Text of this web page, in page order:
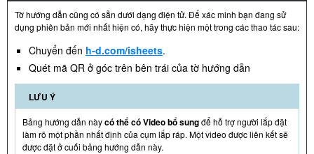
Tờ hướng dẫn cũng có sẵn dưới dạng điện tử. Để xác minh bạn đang sử
dụng phiên bản mới nhất hiện có, hãy thực hiện một trong các thao tác sau:
Chuyển đến h-d.com/isheets.
Quét mã QR ở góc trên bên trái của tờ hướng dẫn
LƯU Ý
Bảng hướng dẫn nàycó thể có Video bổ sungđể hỗ trợ người lắp đặt
làm rõ một phần nhất định của cụm lắp ráp. Một video được liên kết sẽ
được đặt ở cuối bảng hướng dẫn này.